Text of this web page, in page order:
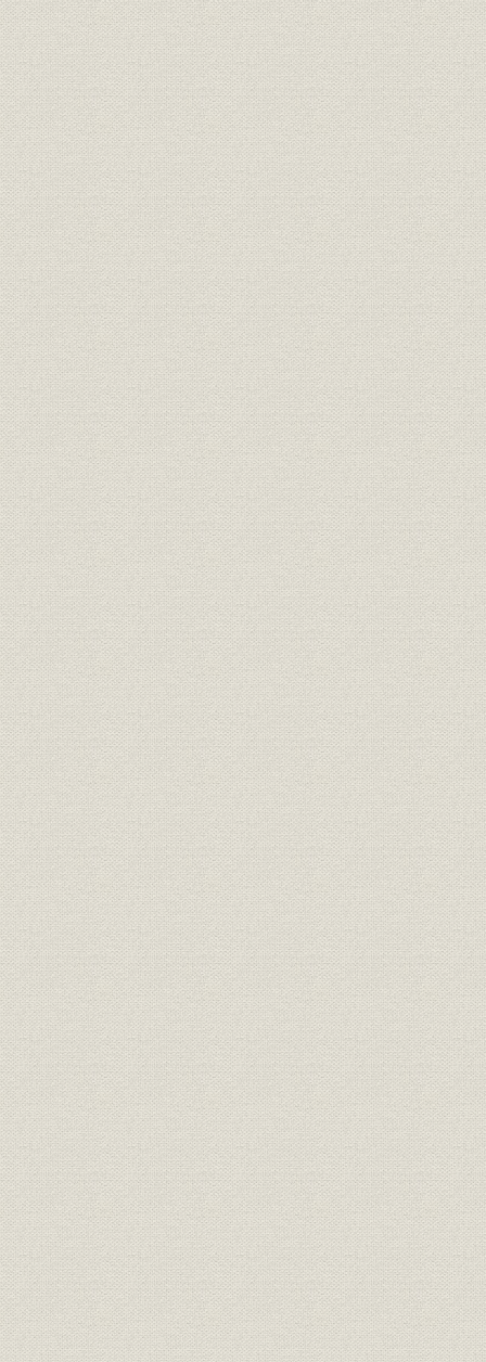
(5) 『日本電気技報記念号』の発行
第3章 市場変化への対応
第1節 電電公社の長期計画に協力
第2節 官公庁向け業務の拡大
1. 防衛力の整備
2. 宇宙開発
3. 国鉄新幹線と通信電子機器
4. 郵便の自動機械化
第3節 民需と輸出の伸長
1. 民需の伸長
(1) コンピュータ市場の拡大
(2) 電子デバイスの外販
(3) その他の民需商品
2. 輸出の急伸
(1) 苦難の時代
(2) 発展の要因と背景
第2編 高度成長時代の発展
第1章 大型化、国際化への道
第1節 世界企業をめざして
第2節 輸出伸長と企業進出
1. 輸出伸長
2. 企業進出
(1) メキシコへの企業進出
(2) ブラジルの交換機市場へ進出
(3) オーストラリア工場の設立
(4) 韓国三星グループと合弁会社設立
(5) 韓国市外電話拡充計画と資本参加
(6) イラン政府と合弁会社設立
(7) マレーシアで合弁会社設立
第3節 生産体制の増強
1. 横浜工場の建設